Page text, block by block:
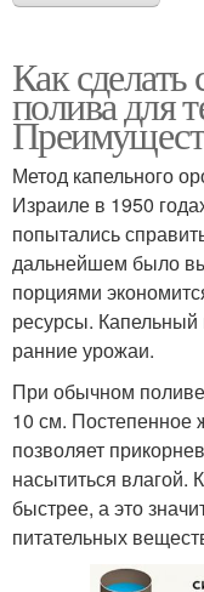
Как сделать
полива для
Метод капельного
Израиле в 1950
попытались
дальнейшем было
порциями
ресурсы. Капельный
ранние урожаи.
При обычном
10 см. Постепенное
позволяет
насытиться влагой.
быстрее, а это
питательных